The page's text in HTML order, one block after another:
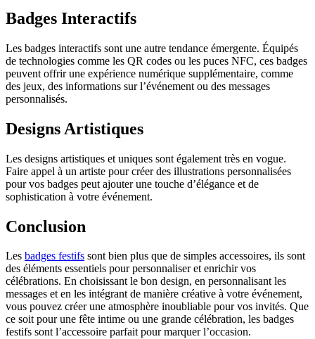
Badges Interactifs
Les badges interactifs sont une autre tendance émergente. Équipés
de technologies comme les QR codes ou les puces NFC, ces badges
peuvent offrir une expérience numérique supplémentaire, comme
des jeux, des informations sur l’événement ou des messages
personnalisés.
Designs Artistiques
Les designs artistiques et uniques sont également très en vogue.
Faire appel à un artiste pour créer des illustrations personnalisées
pour vos badges peut ajouter une touche d’élégance et de
sophistication à votre événement.
Conclusion
Les badges festifs sont bien plus que de simples accessoires, ils sont
des éléments essentiels pour personnaliser et enrichir vos
célébrations. En choisissant le bon design, en personnalisant les
messages et en les intégrant de manière créative à votre événement,
vous pouvez créer une atmosphère inoubliable pour vos invités. Que
ce soit pour une fête intime ou une grande célébration, les badges
festifs sont l’accessoire parfait pour marquer l’occasion.